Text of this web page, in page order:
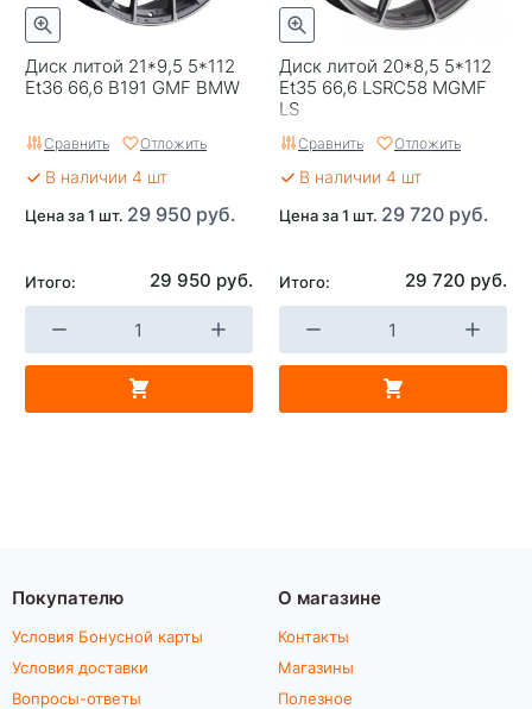
Диск литой 21*9,5 5*112
Et36 66,6 B191 GMF BMW
Сравнить Отложить
В наличии 4 шт
Цена за 1 шт. 29 950 руб.
Итого: 29 950 руб.
Диск литой 20*8,5 5*112
Et35 66,6 LSRC58 MGMF
LS
Сравнить Отложить
В наличии 4 шт
Цена за 1 шт. 29 720 руб.
Итого: 29 720 руб.
Покупателю
Условия Бонусной карты
Условия доставки
Вопросы-ответы
О магазине
Контакты
Магазины
Полезное